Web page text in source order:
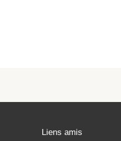
Liens amis